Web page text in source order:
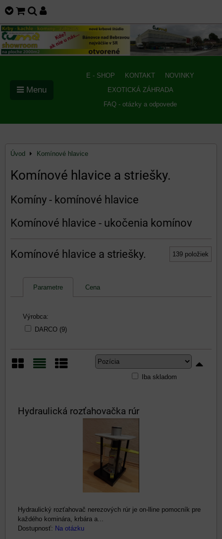
E - SHOP KONTAKT
NOVINKY
EXOTICKÁ ZÁHRADA
FAQ - otázky a odpovede
Menu
Úvod Komínové hlavice
Komínové hlavice a striešky.
Komíny - komínové hlavice
Komínové hlavice - ukočenia komínov
Komínové hlavice a striešky. 139 položiek
Parametre Cena
Výrobca:
DARCO (9)
Iba skladom
Hydraulická rozťahovačka rúr
Hydraulický rozťahovač nerezových rúr je on-lline pomocník pre
každého kominára, krbára a...
Dostupnosť: Na otázku